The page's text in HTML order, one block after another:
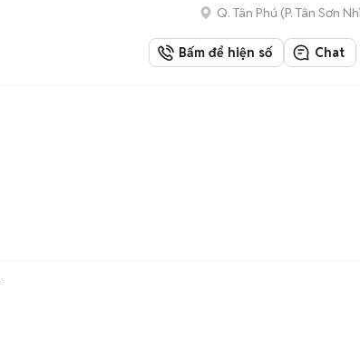
Q. Tân Phú (P. Tân Sơn
Bấm để hiện số Chat